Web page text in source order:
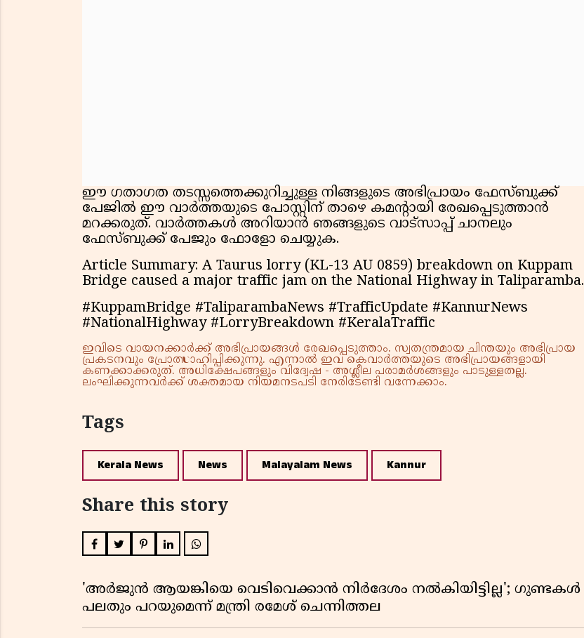
ഈ ഗതാഗത തടസ്സത്തെക്കുറിച്ചുള്ള നിങ്ങളുടെ അഭിപ്രായം ഫേസ്ബുക്ക്
പേജിൽ ഈ വാർത്തയുടെ പോസ്റ്റിന് താഴെ കമന്റായി രേഖപ്പെടുത്താൻ
മറക്കരുത്. വാർത്തകൾ അറിയാൻ ഞങ്ങളുടെ വാട്സാപ്പ് ചാനലും
ഫേസ്ബുക്ക് പേജും ഫോളോ ചെയ്യുക.
Article Summary: A Taurus lorry (KL-13 AU 0859) breakdown on Kuppam
Bridge caused a major traffic jam on the National Highway in Taliparamba.
#KuppamBridge #TaliparambaNews #TrafficUpdate #KannurNews
#NationalHighway #LorryBreakdown #KeralaTraffic
ഇവിടെ വായനക്കാർക്ക് അഭിപ്രായങ്ങൾ രേഖപ്പെടുത്താം. സ്വതന്ത്രമായ ചിന്തയും അഭിപ്രായ
പ്രകടനവും പ്രോത്സാഹിപ്പിക്കുന്നു. എന്നാൽ ഇവ കെവാർത്തയുടെ അഭിപ്രായങ്ങളായി
കണക്കാക്കരുത്. അധിക്ഷേപങ്ങളും വിദ്വേഷ - അശ്ലീല പരാമർശങ്ങളും പാടുള്ളതല്ല.
ലംഘിക്കുന്നവർക്ക് ശക്തമായ നിയമനടപടി നേരിടേണ്ടി വന്നേക്കാം.
Tags
Kerala News News Malayalam News Kannur
Share this story
'അർജുൻ ആയങ്കിയെ വെടിവെക്കാൻ നിർദേശം നൽകിയിട്ടില്ല'; ഗുണ്ടകൾ
പലതും പറയുമെന്ന് മന്ത്രി രമേശ് ചെന്നിത്തല